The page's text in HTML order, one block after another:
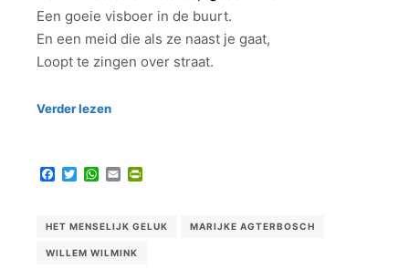
Een goeie visboer in de buurt.
En een meid die als ze naast je gaat,
Loopt te zingen over straat.
Verder lezen
Facebook
TwitterWhatsApp
Email
HET MENSELIJK GELUK MARIJKE AGTERBOSCH
WILLEM WILMINK